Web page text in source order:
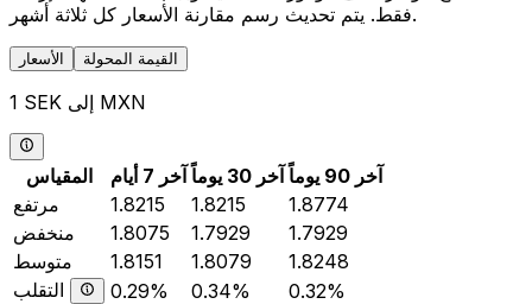
فقط. يتم تحديث رسم مقارنة الأسعار كل ثلاثة أشهر.
الأسعار القيمة المحولة
1 SEK إلى MXN
المقياس آخر 7 أيام آخر 30 يوماً
آخر 90 يوماً
مرتفع
1.8215 1.8215
1.8774
منخفض
1.8075 1.7929
1.7929
متوسط
1.8151 1.8079
1.8248
التقلب
0.29% 0.34% 0.32%